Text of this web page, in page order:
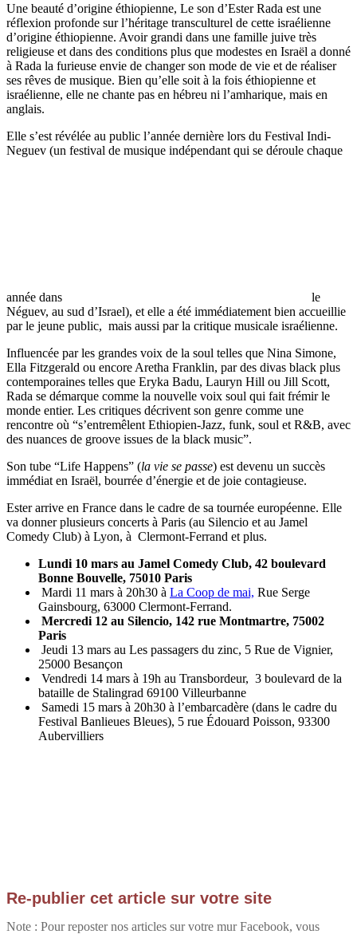
Une beauté d’origine éthiopienne, Le son d’Ester Rada est une
réflexion profonde sur l’héritage transculturel de cette israélienne
d’origine éthiopienne. Avoir grandi dans une famille juive très
religieuse et dans des conditions plus que modestes en Israël a donné
à Rada la furieuse envie de changer son mode de vie et de réaliser
ses rêves de musique. Bien qu’elle soit à la fois éthiopienne et
israélienne, elle ne chante pas en hébreu ni l’amharique, mais en
anglais.
Elle s’est révélée au public l’année dernière lors du Festival Indi-
Neguev (un festival de musique indépendant qui se déroule chaque
année dans
le
Néguev, au sud d’Israel), et elle a été immédiatement bien accueillie
par le jeune public, mais aussi par la critique musicale israélienne.
Influencée par les grandes voix de la soul telles que Nina Simone,
Ella Fitzgerald ou encore Aretha Franklin, par des divas black plus
contemporaines telles que Eryka Badu, Lauryn Hill ou Jill Scott,
Rada se démarque comme la nouvelle voix soul qui fait frémir le
monde entier. Les critiques décrivent son genre comme une
rencontre où “s’entremêlent Ethiopien-Jazz, funk, soul et R&B, avec
des nuances de groove issues de la black music”.
Son tube “Life Happens” (la vie se passe) est devenu un succès
immédiat en Israël, bourrée d’énergie et de joie contagieuse.
Ester arrive en France dans le cadre de sa tournée européenne. Elle
va donner plusieurs concerts à Paris (au Silencio et au Jamel
Comedy Club) à Lyon, à Clermont-Ferrand et plus.
Lundi 10 mars au Jamel Comedy Club, 42 boulevard
Bonne Bouvelle, 75010 Paris
Mardi 11 mars à 20h30 à La Coop de mai, Rue Serge
Gainsbourg, 63000 Clermont-Ferrand.
Mercredi 12 au Silencio, 142 rue Montmartre, 75002
Paris
Jeudi 13 mars au Les passagers du zinc, 5 Rue de Vignier,
25000 Besançon
Vendredi 14 mars à 19h au Transbordeur, 3 boulevard de la
bataille de Stalingrad 69100 Villeurbanne
Samedi 15 mars à 20h30 à l’embarcadère (dans le cadre du
Festival Banlieues Bleues), 5 rue Édouard Poisson, 93300
Aubervilliers
Re-publier cet article sur votre site
Note : Pour reposter nos articles sur votre mur Facebook, vous